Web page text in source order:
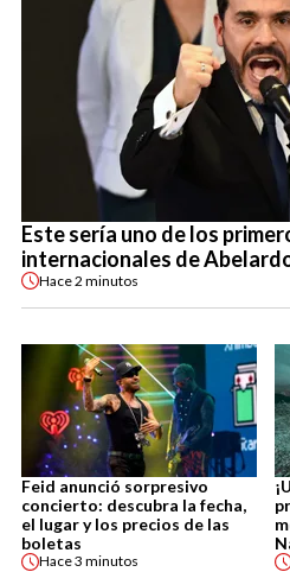
Este sería uno de los
internacionales de
Hace2 minutos
Feid anunció sorpresivo
concierto: descubra la fecha,
el lugar y los precios de las
boletas
Hace3 minutos